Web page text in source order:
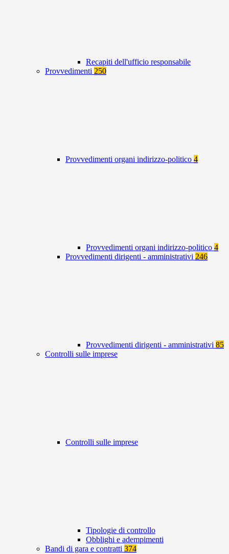
Recapiti dell'ufficio responsabile
Provvedimenti 250
Provvedimenti organi indirizzo-politico 4
Provvedimenti organi indirizzo-politico 4
Provvedimenti dirigenti - amministrativi 246
Provvedimenti dirigenti - amministrativi 85
Controlli sulle imprese
Controlli sulle imprese
Tipologie di controllo
Obblighi e adempimenti
Bandi di gara e contratti 374